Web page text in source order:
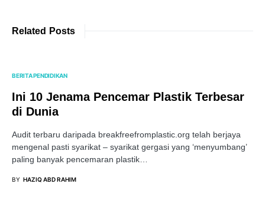
Related Posts
BERITA PENDIDIKAN
Ini 10 Jenama Pencemar Plastik Terbesar
di Dunia
Audit terbaru daripada breakfreefromplastic.org telah berjaya
mengenal pasti syarikat – syarikat gergasi yang ‘menyumbang’
paling banyak pencemaran plastik…
BY HAZIQ ABD RAHIM